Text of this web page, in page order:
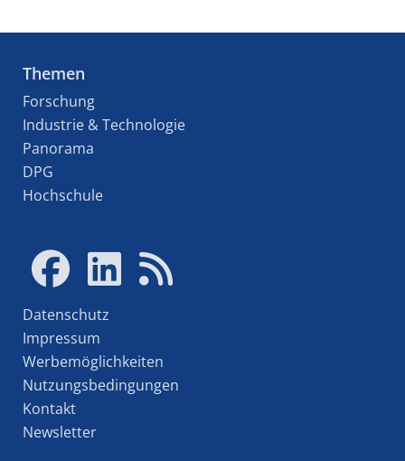
Themen
Forschung
Industrie & Technologie
Panorama
DPG
Hochschule
Datenschutz
Impressum
Werbemöglichkeiten
Nutzungsbedingungen
Kontakt
Newsletter